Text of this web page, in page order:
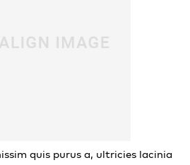
quis purus a, ultricies lacinia